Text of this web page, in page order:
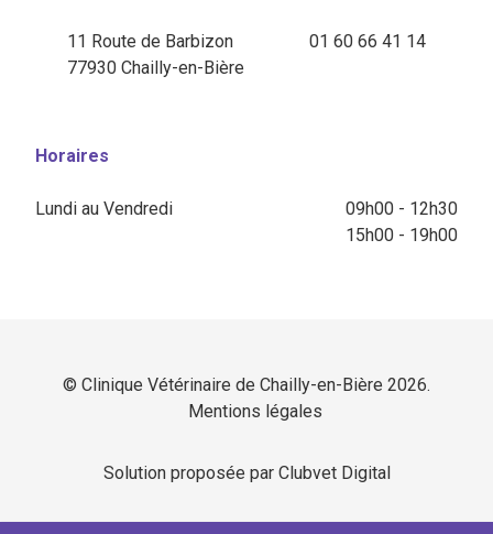
11 Route de Barbizon
77930 Chailly-en-Bière
01 60 66 41 14
Horaires
Lundi au Vendredi
09h00 - 12h30
15h00 - 19h00
© Clinique Vétérinaire de Chailly-en-Bière 2026.
Mentions légales
Solution proposée par Clubvet Digital